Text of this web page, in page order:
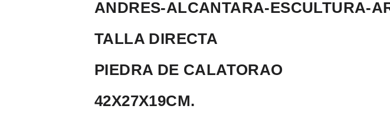
ANDRES-ALCANTARA-ESCULTURA-
TALLA DIRECTA
PIEDRA DE CALATORAO
42X27X19CM.